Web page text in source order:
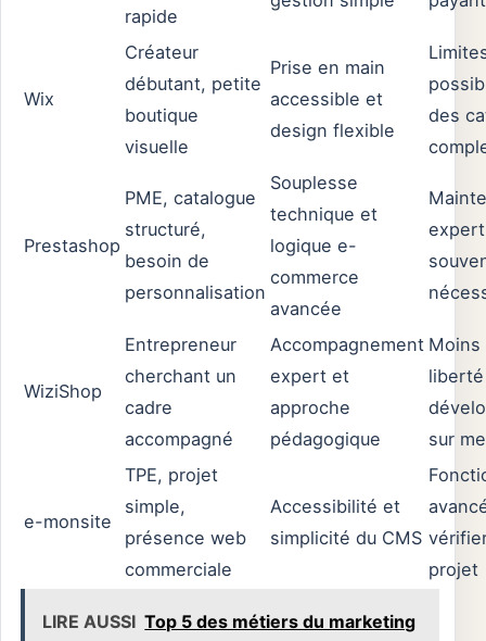
rapide
Wix
Créateur
débutant, petite
boutique
visuelle
Prise en main
accessible et
design flexible
des
Prestashop
PME, catalogue
structuré,
besoin de
personnalisation
Souplesse
technique et
logique e-
commerce
avancée
WiziShop
Entrepreneur
cherchant un
cadre
accompagné
Accompagnement
expert et
approche
pédagogique
Moins
liberté
sur
e-monsite
TPE, projet
simple,
présence web
commerciale
Accessibilité et
simplicité du CMS
projet
LIRE AUSSI Top 5 des métiers du marketing